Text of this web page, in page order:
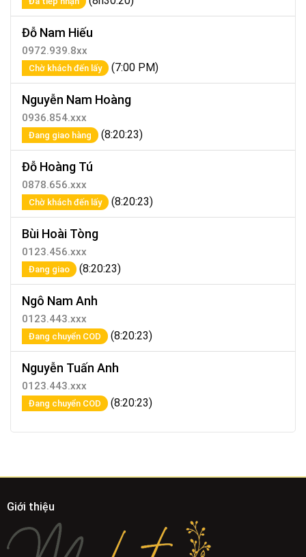
Đỗ Nam Hiếu
0972.939.8xx
Chờ khách đến lấy (7:00 PM)
Nguyễn Nam Hoàng
0936.854.xxx
Đang giao hàng (8:20:23)
Đỗ Hoàng Tú
0878.656.xxx
Chờ khách đến lấy (8:20:23)
Bùi Hoài Tòng
0123.456.xxx
Đang giao (8:20:23)
Ngô Nam Anh
0123.443.xxx
Đang chuyển COD (8:20:23)
Nguyễn Tuấn Anh
0123.443.xxx
Đang chuyển COD (8:20:23)
Giới thiệu